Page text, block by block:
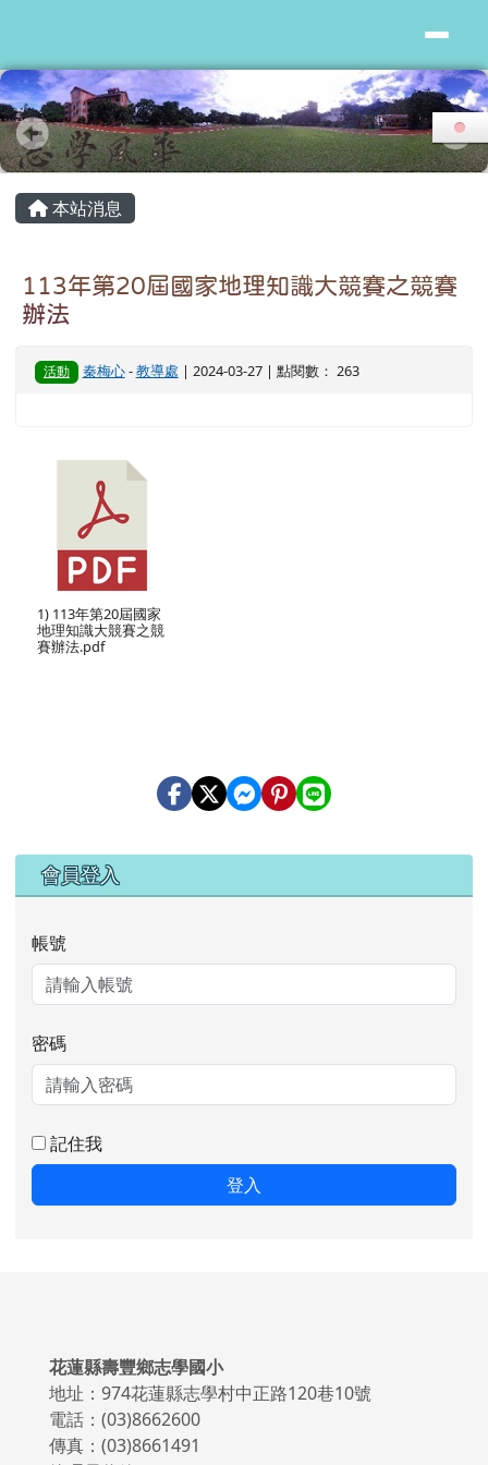
主內容區域
本站消息
113年第20屆國家地理知識大競賽之競賽
辦法
活動 秦梅心-教導處 | 2024-03-27 | 點閱數： 263
1) 113年第20屆國家
地理知識大競賽之競
賽辦法.pdf
右邊區域內容
會員登入
帳號
密碼
記住我
登入
頁尾區域
頁尾區域內容
花蓮縣壽豐鄉志學國小
地址：974花蓮縣志學村中正路120巷10號
電話：(03)8662600
傳真：(03)8661491